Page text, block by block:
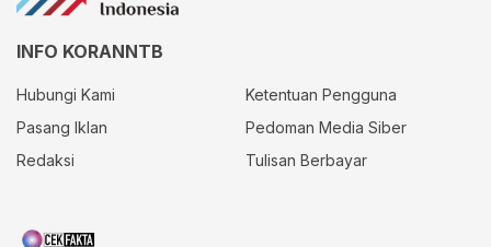
INFO KORANNTB
Hubungi Kami
Ketentuan Pengguna
Pasang Iklan
Pedoman Media Siber
Redaksi
Tulisan Berbayar